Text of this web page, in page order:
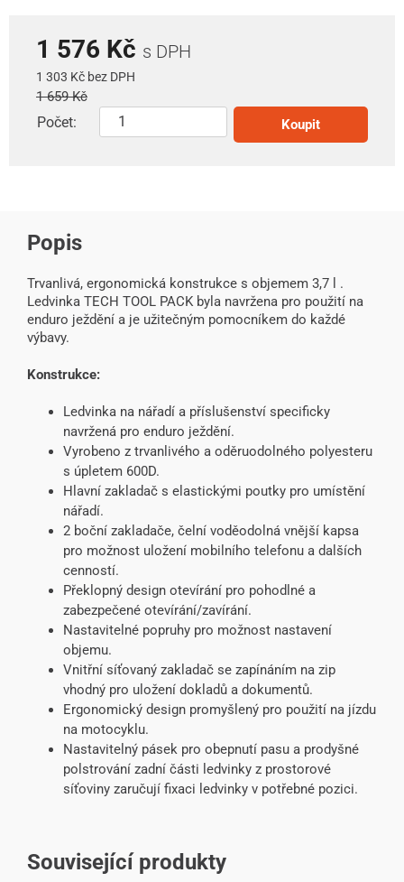
1 576 Kč s DPH
1 303 Kč bez DPH
1 659 Kč
Počet: Koupit
Popis
Trvanlivá, ergonomická konstrukce s objemem 3,7 l .
Ledvinka TECH TOOL PACK byla navržena pro použití na
enduro ježdění a je užitečným pomocníkem do každé
výbavy.
Konstrukce:
Ledvinka na nářadí a příslušenství specificky
navržená pro enduro ježdění.
Vyrobeno z trvanlivého a oděruodolného polyesteru
s úpletem 600D.
Hlavní zakladač s elastickými poutky pro umístění
nářadí.
2 boční zakladače, čelní voděodolná vnější kapsa
pro možnost uložení mobilního telefonu a dalších
cenností.
Překlopný design otevírání pro pohodlné a
zabezpečené otevírání/zavírání.
Nastavitelné popruhy pro možnost nastavení
objemu.
Vnitřní síťovaný zakladač se zapínáním na zip
vhodný pro uložení dokladů a dokumentů.
Ergonomický design promyšlený pro použití na jízdu
na motocyklu.
Nastavitelný pásek pro obepnutí pasu a prodyšné
polstrování zadní části ledvinky z prostorové
síťoviny zaručují fixaci ledvinky v potřebné pozici.
Související produkty